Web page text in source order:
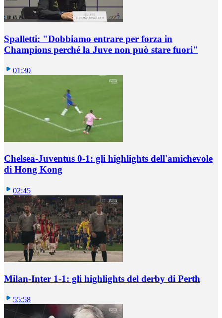
Spalletti: "Dobbiamo entrare per forza in
Champions perché la Juve non può stare fuori"
01:30
Chelsea-Juventus 0-1: gli highlights dell'amichevole
di Hong Kong
02:45
Milan-Inter 1-1: gli highlights del derby di Perth
55:58